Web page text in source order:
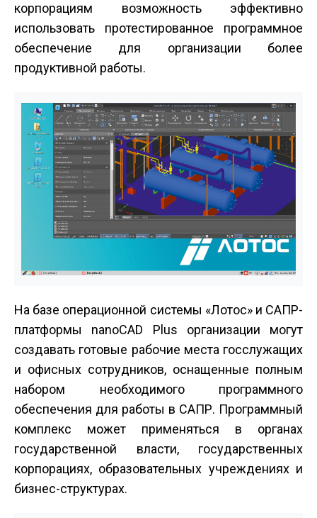
корпорациям возможность эффективно
использовать протестированное программное
обеспечение для организации более
продуктивной работы.
На базе операционной системы «Лотос» и САПР-
платформы nanoCAD Plus организации могут
создавать готовые рабочие места госслужащих
и офисных сотрудников, оснащенные полным
набором необходимого программного
обеспечения для работы в САПР. Программный
комплекс может применяться в органах
государственной власти, государственных
корпорациях, образовательных учреждениях и
бизнес-структурах.